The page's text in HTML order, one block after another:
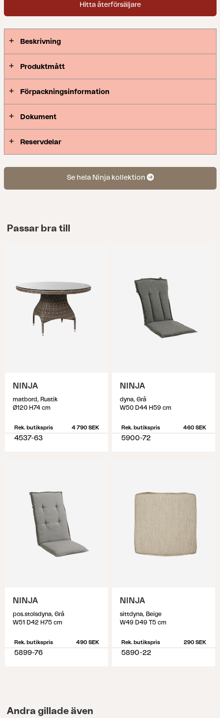
Hitta återförsäljare
Beskrivning
Produktmått
Förpackningsinformation
Dokument
Reservdelar
Se hela Ninja kollektion
Passar bra till
NINJA
matbord, Rustik
Ø120 H74 cm
Rek. butikspris 4 790 SEK
4537-63
NINJA
dyna, Grå
W50 D44 H59 cm
Rek. butikspris 460 SEK
5900-72
NINJA
pos.stolsdyna, Grå
W51 D42 H75 cm
Rek. butikspris 490 SEK
5899-76
NINJA
sittdyna, Beige
W49 D49 T5 cm
Rek. butikspris 290 SEK
5890-22
Andra gillade även